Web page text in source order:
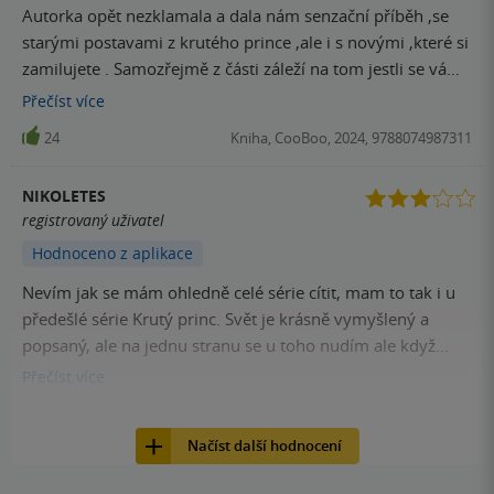
Autorka opět nezklamala a dala nám senzační příběh ,se
starými postavami z krutého prince ,ale i s novými ,které si
zamilujete . Samozřejmě z části záleží na tom jestli se vám
líbila Série Krutý princ ,ale je v pořádku jestli se vám kniha
nelíbila.
Přečíst více
24 Kniha, CooBoo, 2024, 9788074987311
NIKOLETES
registrovaný uživatel
Hodnoceno z aplikace
Nevím jak se mám ohledně celé série cítit, mam to tak i u
předešlé série Krutý princ. Svět je krásně vymyšlený a
popsaný, ale na jednu stranu se u toho nudím ale když
odložím, potřebuju číst dál. U tohoto dílu mě rozhodně
Přečíst
Načíst další hodnocení